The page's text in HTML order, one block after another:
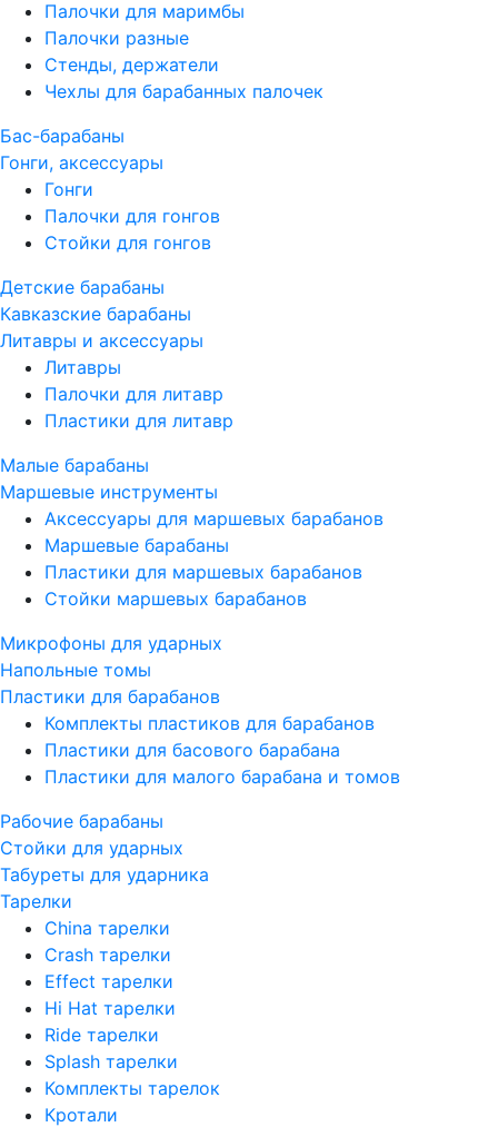
Палочки для маримбы
Палочки разные
Стенды, держатели
Чехлы для барабанных палочек
Бас-барабаны
Гонги, аксессуары
Гонги
Палочки для гонгов
Стойки для гонгов
Детские барабаны
Кавказские барабаны
Литавры и аксессуары
Литавры
Палочки для литавр
Пластики для литавр
Малые барабаны
Маршевые инструменты
Аксессуары для маршевых барабанов
Маршевые барабаны
Пластики для маршевых барабанов
Стойки маршевых барабанов
Микрофоны для ударных
Напольные томы
Пластики для барабанов
Комплекты пластиков для барабанов
Пластики для басового барабана
Пластики для малого барабана и томов
Рабочие барабаны
Стойки для ударных
Табуреты для ударника
Тарелки
China тарелки
Crash тарелки
Effect тарелки
Hi Hat тарелки
Ride тарелки
Splash тарелки
Комплекты тарелок
Кротали